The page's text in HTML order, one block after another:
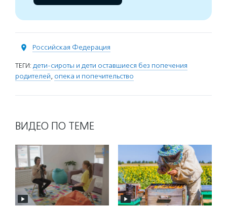
Российская Федерация
ТЕГИ: дети-сироты и дети оставшиеся без попечения
родителей, опека и попечительство
ВИДЕО ПО ТЕМЕ